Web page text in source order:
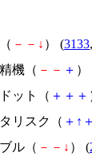
－ － ↓ ） (3133,
機（ － － ＋ ）
ット（ ＋ ＋ ＋
リスク（ ＋ ↑ ＋
ル（ － － ↓ ） (